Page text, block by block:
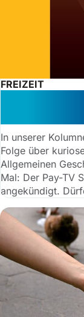
FREIZEIT
In unserer
Folge über
Allgemeinen
Mal: Der Pay-TV
angekündigt.
außerordentlich
Senders gibt die